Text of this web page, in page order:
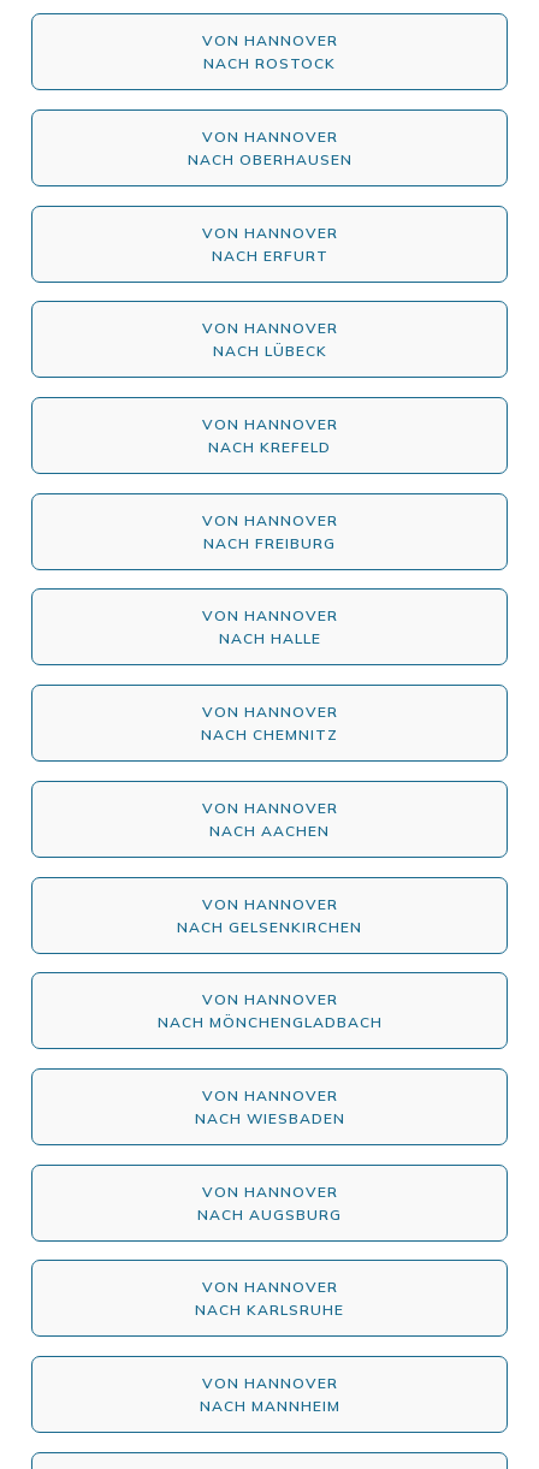
VON HANNOVER
NACH ROSTOCK
VON HANNOVER
NACH OBERHAUSEN
VON HANNOVER
NACH ERFURT
VON HANNOVER
NACH LÜBECK
VON HANNOVER
NACH KREFELD
VON HANNOVER
NACH FREIBURG
VON HANNOVER
NACH HALLE
VON HANNOVER
NACH CHEMNITZ
VON HANNOVER
NACH AACHEN
VON HANNOVER
NACH GELSENKIRCHEN
VON HANNOVER
NACH MÖNCHENGLADBACH
VON HANNOVER
NACH WIESBADEN
VON HANNOVER
NACH AUGSBURG
VON HANNOVER
NACH KARLSRUHE
VON HANNOVER
NACH MANNHEIM